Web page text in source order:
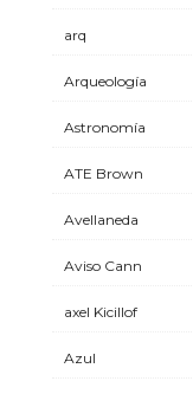
arq
Arqueología
Astronomía
ATE Brown
Avellaneda
Aviso Cann
axel Kicillof
Azul